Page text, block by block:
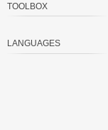
TOOLBOX
LANGUAGES